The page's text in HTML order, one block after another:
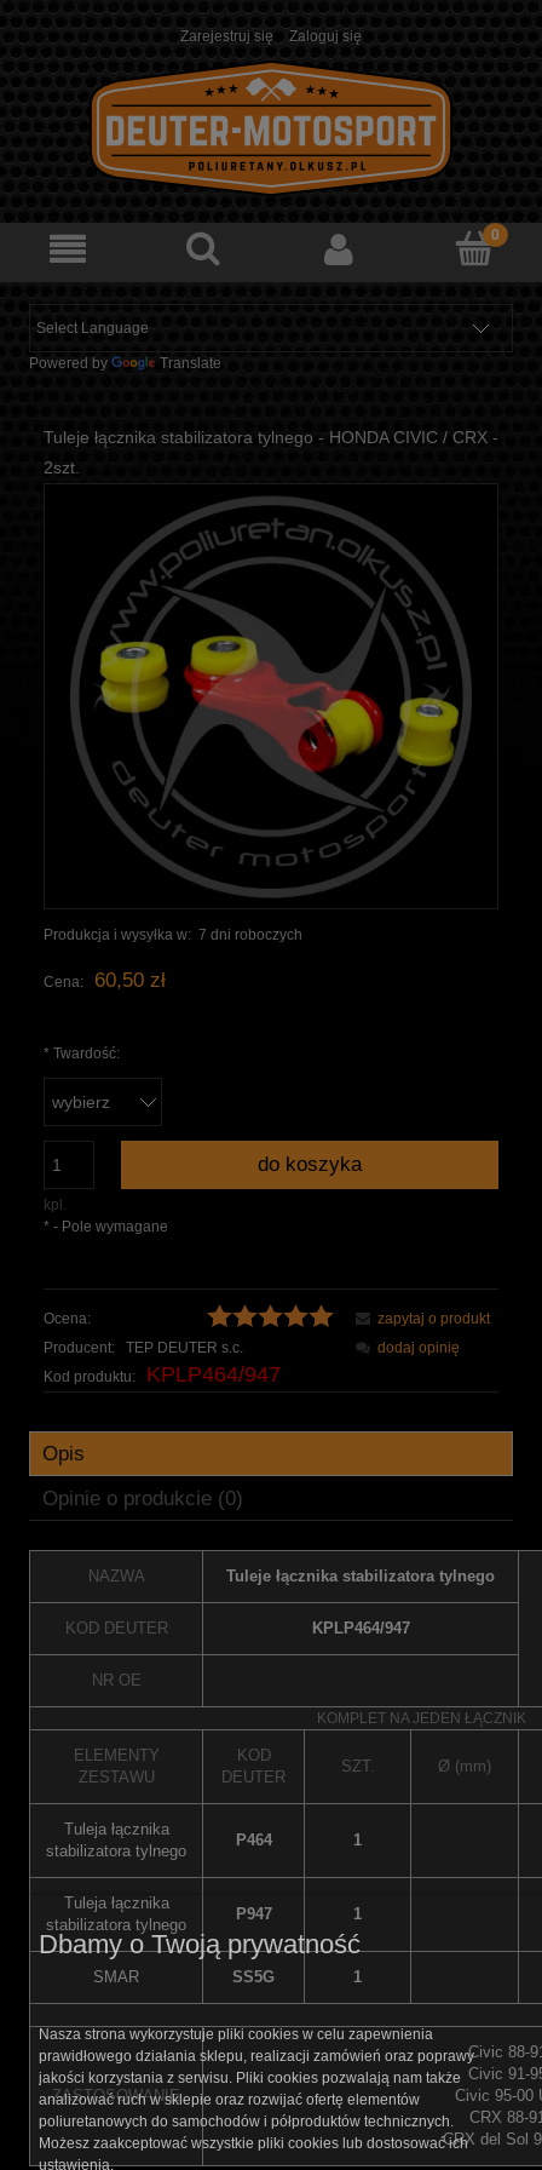
Zarejestruj się Zaloguj się
Powered by Translate
Tuleje łącznika stabilizatora tylnego - HONDA CIVIC / CRX -
2szt.
Produkcja i wysyłka w: 7 dni roboczych
Cena: 60,50 zł
* Twardość:
kpl.
do koszyka
* - Pole wymagane
Ocena:
Producent:
TEP DEUTER s.c.
Kod produktu:
KPLP464/947
zapytaj o produkt
dodaj opinię
Opis
Opinie o produkcie (0)
NAZWA Tuleje łącznika stabilizatora tylnego
KOD DEUTER KPLP464/947
NR OE
KOMPLET NA JEDEN ŁĄCZNIK
ELEMENTY
ZESTAWU
KOD
DEUTER
SZT. Ø (mm)
Tuleja łącznika
stabilizatora tylnego
P464 1
Tuleja łącznika
stabilizatora tylnego
P947 1
SMAR SS5G 1
ZASTOSOWANIE
Civic 88-
Civic 91-
Civic 95-00
CRX 88-
CRX del Sol
Dbamy o Twoją prywatność
Nasza strona wykorzystuje pliki cookies w celu zapewnienia
prawidłowego działania sklepu, realizacji zamówień oraz poprawy
jakości korzystania z serwisu. Pliki cookies pozwalają nam także
analizować ruch w sklepie oraz rozwijać ofertę elementów
poliuretanowych do samochodów i półproduktów technicznych.
Możesz zaakceptować wszystkie pliki cookies lub dostosować ich
ustawienia.